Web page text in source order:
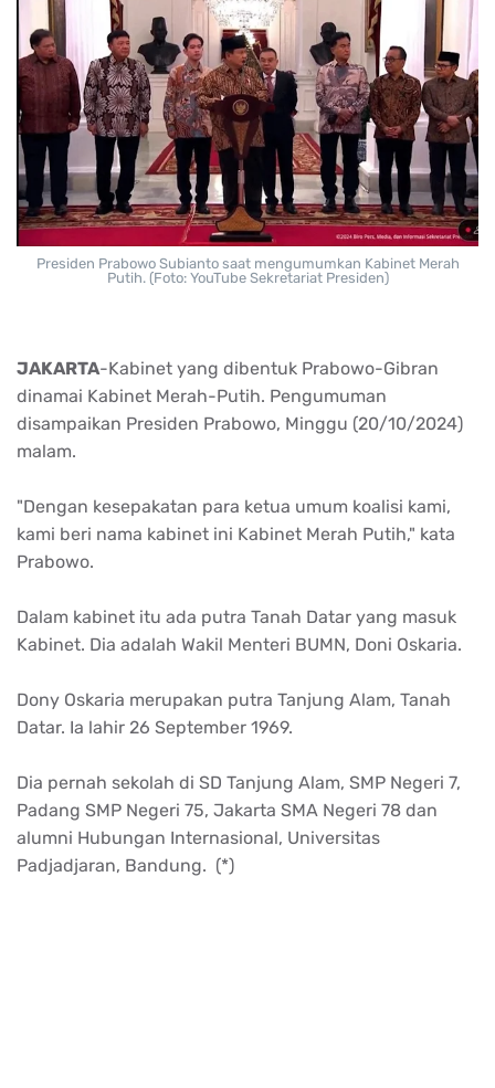
Presiden Prabowo Subianto saat mengumumkan Kabinet Merah
Putih. (Foto: YouTube Sekretariat Presiden)
JAKARTA-Kabinet yang dibentuk Prabowo-Gibran
dinamai Kabinet Merah-Putih. Pengumuman
disampaikan Presiden Prabowo, Minggu (20/10/2024)
malam.
"Dengan kesepakatan para ketua umum koalisi kami,
kami beri nama kabinet ini Kabinet Merah Putih," kata
Prabowo.
Dalam kabinet itu ada putra Tanah Datar yang masuk
Kabinet. Dia adalah Wakil Menteri BUMN, Doni Oskaria.
Dony Oskaria merupakan putra Tanjung Alam, Tanah
Datar. Ia lahir 26 September 1969.
Dia pernah sekolah di SD Tanjung Alam, SMP Negeri 7,
Padang SMP Negeri 75, Jakarta SMA Negeri 78 dan
alumni Hubungan Internasional, Universitas
Padjadjaran, Bandung. (*)